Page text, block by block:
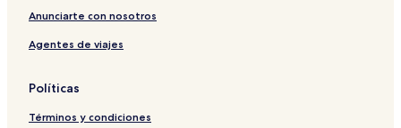
Hoteles cerca de Puerto deportivo de Agadir
Hoteles en Talborjt
Anunciarte con nosotros
Agentes de viajes
Políticas
Términos y condiciones